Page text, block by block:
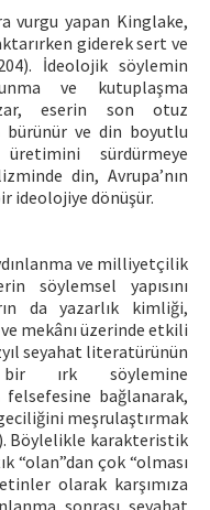
vurgu yapan Kinglake,
giderek sert ve
İdeolojik söylemin
ve kutuplaşma
eserin son otuz
bürünür ve din boyutlu
sürdürmeye
din, Avrupa’nın
ideolojiye dönüşür.
ve milliyetçilik
söylemsel yapısını
da yazarlık kimliği,
mekânı üzerinde etkili
seyahat literatürünün
bir ırk söylemine
bağlanarak,
meşrulaştırmak
Böylelikle karakteristik
“olan”dan çok “olması
olarak karşımıza
sonrası seyahat